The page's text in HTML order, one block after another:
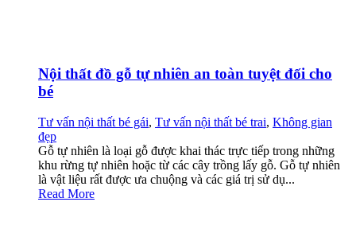
Nội thất đồ gỗ tự nhiên an toàn tuyệt đối cho
bé
Tư vấn nội thất bé gái, Tư vấn nội thất bé trai, Không gian
đẹp
Gỗ tự nhiên là loại gỗ được khai thác trực tiếp trong những
khu rừng tự nhiên hoặc từ các cây trồng lấy gỗ. Gỗ tự nhiên
là vật liệu rất được ưa chuộng và các giá trị sử dụ...
Read More